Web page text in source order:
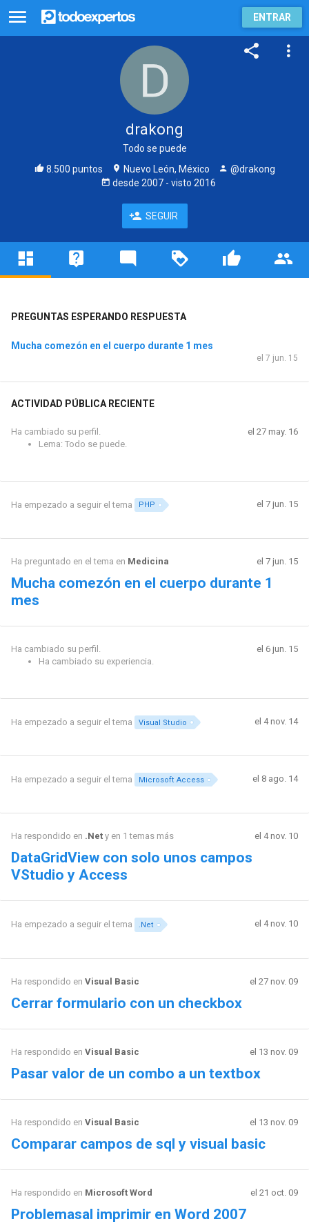
ENTRAR
drakong
Todo se puede
8.500 puntos
Nuevo León, México
@drakong
desde 2007- visto 2016
SEGUIR
PREGUNTAS ESPERANDO RESPUESTA
Mucha comezón en el cuerpo durante 1 mes
el 7 jun. 15
ACTIVIDAD PÚBLICA RECIENTE
Ha cambiado su perfil.
Lema: Todo se puede.
el 27 may. 16
Ha empezado a seguir el tema PHP el 7 jun. 15
Ha preguntado en el tema en Medicina el 7 jun. 15
Mucha comezón en el cuerpo durante 1
mes
Ha cambiado su perfil.
Ha cambiado su experiencia.
el 6 jun. 15
Ha empezado a seguir el tema Visual Studio el 4 nov. 14
Ha empezado a seguir el tema Microsoft Access el 8 ago. 14
Ha respondido en .Nety en 1 temas más el 4 nov. 10
DataGridView con solo unos campos
VStudio y Access
Ha empezado a seguir el tema .Net el 4 nov. 10
Ha respondido en Visual Basic el 27 nov. 09
Cerrar formulario con un checkbox
Ha respondido en Visual Basic el 13 nov. 09
Pasar valor de un combo a un textbox
Ha respondido en Visual Basic el 13 nov. 09
Comparar campos de sql y visual basic
Ha respondido en Microsoft Word el 21 oct. 09
Problemasal imprimir en Word 2007